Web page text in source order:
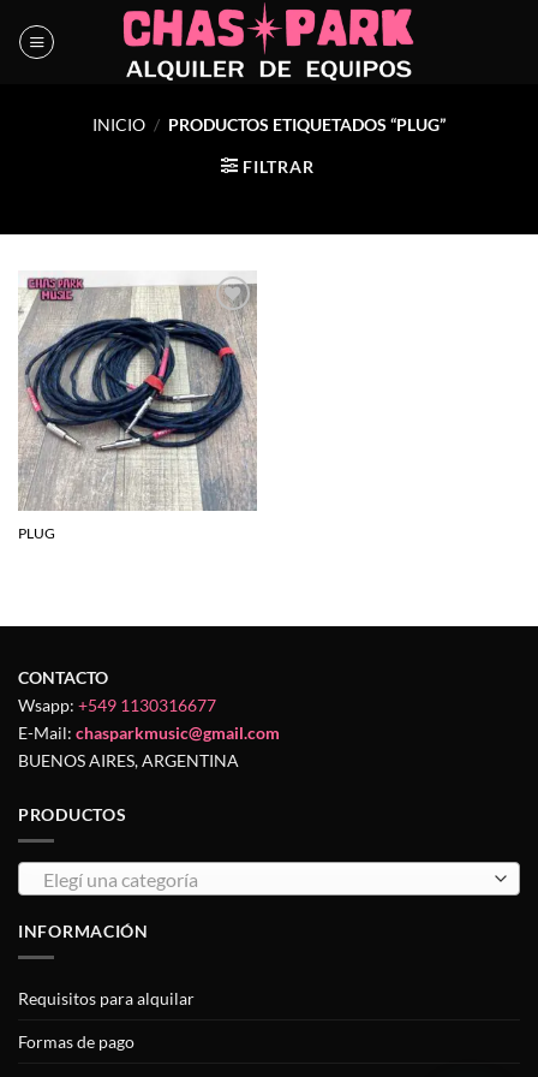
INICIO / PRODUCTOS ETIQUETADOS “PLUG”
FILTRAR
Agregar
a la
lista de
deseos
PLUG
CONTACTO
Wsapp: +549 1130316677
E-Mail: chasparkmusic@gmail.com
BUENOS AIRES, ARGENTINA
PRODUCTOS
Elegí una categoría
INFORMACIÓN
Requisitos para alquilar
Formas de pago